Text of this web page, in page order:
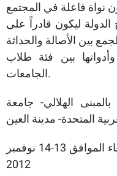
ليكون قادراً على
بين فئة طلاب
الجامعات.
رقم (320) بالمبنى الهلالي- جامعة
يومي الثلاثاء والاربعاء الموافق 13-14 نوفمبر
2012